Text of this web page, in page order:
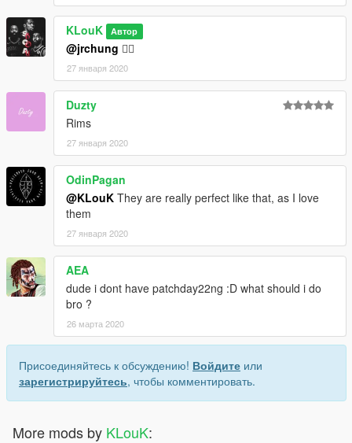
KLouK Автор
@jrchung 👍🏾
27 января 2020
Duzty
Rims
27 января 2020
OdinPagan
@KLouK They are really perfect like that, as I love
them
27 января 2020
AEA
dude i dont have patchday22ng :D what should i do
bro ?
26 марта 2020
Присоединяйтесь к обсуждению! Войдите или
зарегистрируйтесь, чтобы комментировать.
More mods by KLouK: